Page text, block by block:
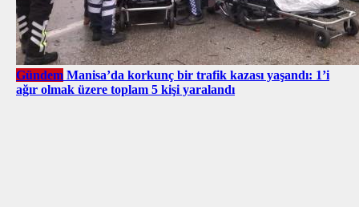
Gündem Manisa’da korkunç bir trafik kazası yaşandı: 1’i
ağır olmak üzere toplam 5 kişi yaralandı